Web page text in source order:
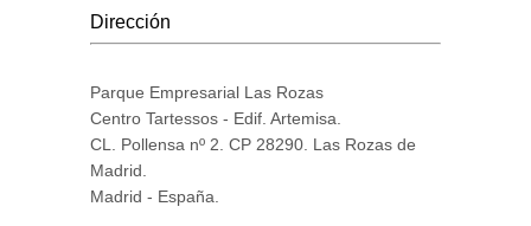
Dirección
Parque Empresarial Las Rozas
Centro Tartessos - Edif. Artemisa.
CL. Pollensa nº 2. CP 28290. Las Rozas de
Madrid.
Madrid - España.